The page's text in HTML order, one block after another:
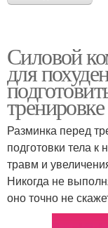
Силовой
для
тренировке
Разминка перед
подготовки тела к
травм и
Никогда не
оно точно не